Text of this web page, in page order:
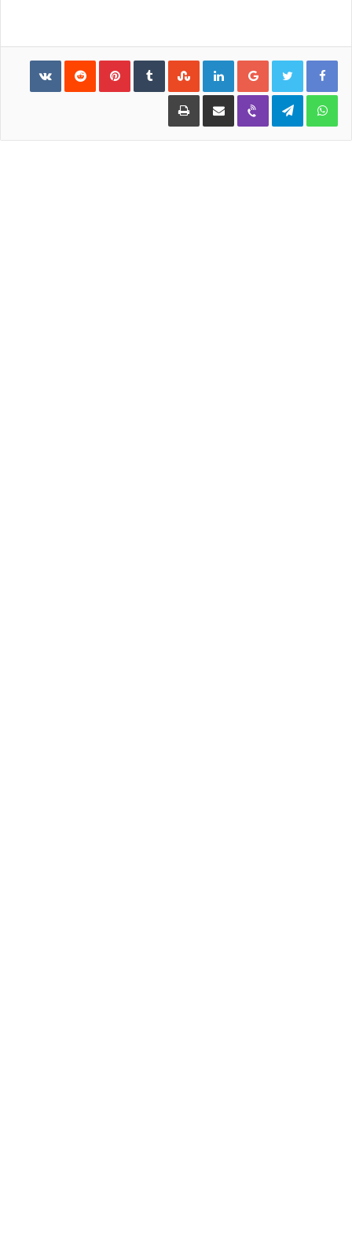
Google+
LinkedIn
StumbleUpon
Tumblr
Pinterest
Reddit
WhatsApp
Telegram
Viber
Share via Email
Print